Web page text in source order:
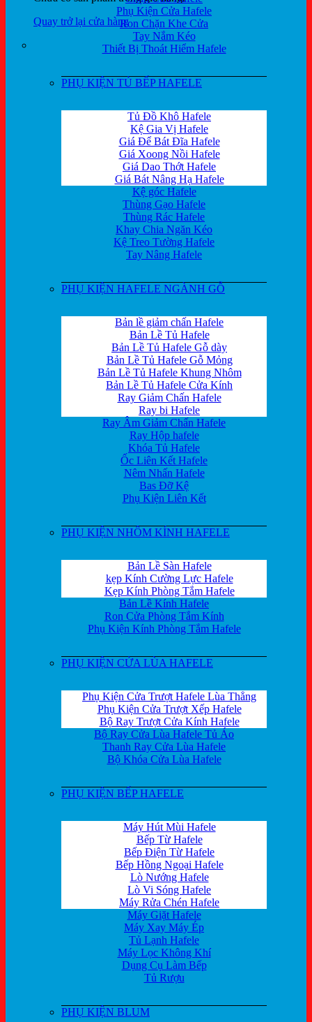
Quay trở lại cửa hàng
Phụ Kiện Cửa Hafele
Ron Chặn Khe Cửa
Tay Nắm Kéo
Thiết Bị Thoát Hiểm Hafele
PHỤ KIỆN TỦ BẾP HAFELE
Tủ Đồ Khô Hafele
Kệ Gia Vị Hafele
Giá Để Bát Đĩa Hafele
Giá Xoong Nồi Hafele
Giá Dao Thớt Hafele
Giá Bát Nâng Hạ Hafele
Kệ góc Hafele
Thùng Gạo Hafele
Thùng Rác Hafele
Khay Chia Ngăn Kéo
Kệ Treo Tường Hafele
Tay Nâng Hafele
PHỤ KIỆN HAFELE NGÀNH GỖ
Bản lề giảm chấn Hafele
Bản Lề Tủ Hafele
Bản Lề Tủ Hafele Gỗ dày
Bản Lề Tủ Hafele Gỗ Mỏng
Bản Lề Tủ Hafele Khung Nhôm
Bản Lề Tủ Hafele Cửa Kính
Ray Giảm Chấn Hafele
Ray bi Hafele
Ray Âm Giảm Chấn Hafele
Ray Hộp hafele
Khóa Tủ Hafele
Ốc Liên Kết Hafele
Nêm Nhấn Hafele
Bas Đỡ Kệ
Phụ Kiện Liên Kết
PHỤ KIỆN NHÔM KÍNH HAFELE
Bản Lề Sàn Hafele
kẹp Kính Cường Lực Hafele
Kẹp Kính Phòng Tắm Hafele
Bản Lề Kính Hafele
Ron Cửa Phòng Tắm Kính
Phụ Kiện Kính Phòng Tắm Hafele
PHỤ KIỆN CỬA LÙA HAFELE
Phụ Kiện Cửa Trượt Hafele Lùa Thẳng
Phụ Kiện Cửa Trượt Xếp Hafele
Bộ Ray Trượt Cửa Kính Hafele
Bộ Ray Cửa Lùa Hafele Tủ Áo
Thanh Ray Cửa Lùa Hafele
Bộ Khóa Cửa Lùa Hafele
PHỤ KIỆN BẾP HAFELE
Máy Hút Mùi Hafele
Bếp Từ Hafele
Bếp Điện Từ Hafele
Bếp Hồng Ngoại Hafele
Lò Nướng Hafele
Lò Vi Sóng Hafele
Máy Rửa Chén Hafele
Máy Giặt Hafele
Máy Xay Máy Ép
Tủ Lạnh Hafele
Máy Lọc Không Khí
Dụng Cụ Làm Bếp
Tủ Rượu
PHỤ KIỆN BLUM